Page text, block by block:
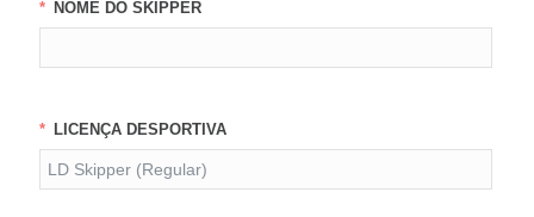
NOME DO SKIPPER
LICENÇA DESPORTIVA